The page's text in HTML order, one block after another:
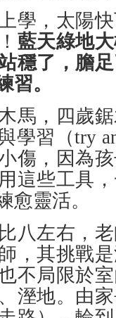
學，太陽
藍天綠地
穩了，膽
習。
馬，四歲
學習（try
傷，因為
這些工具
愈靈活。
八左右，
，其挑戰
不局限於
溼地。由